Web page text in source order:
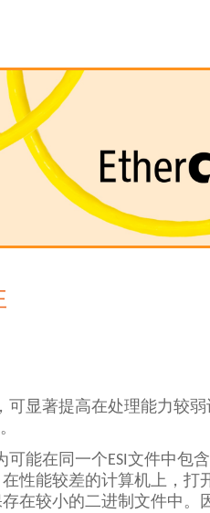
可显著提高在处理能力较
可能在同一个ESI文件中包
性能较差的计算机上，打
在较小的二进制文件中